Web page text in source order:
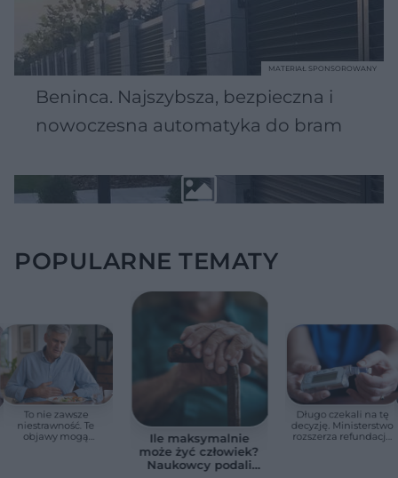
Beninca. Najszybsza, bezpieczna i
nowoczesna automatyka do bram
MATERIAŁ SPONSOROWANY
POPULARNE TEMATY
To nie zawsze
niestrawność. Te
objawy mogą
Ile maksymalnie
może żyć człowiek?
Naukowcy podali
Długo czekali na tę
decyzję. Ministerstwo
rozszerza refundację